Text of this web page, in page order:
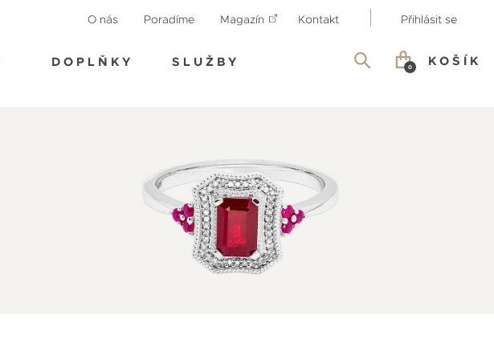
O nás Poradíme Magazín Kontakt Přihlásit se
DOPLŇKY SLUŽBY KOŠÍK
0